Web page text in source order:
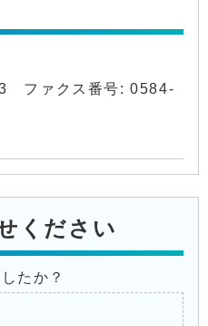
ファクス番号: 0584-
ください
たか？